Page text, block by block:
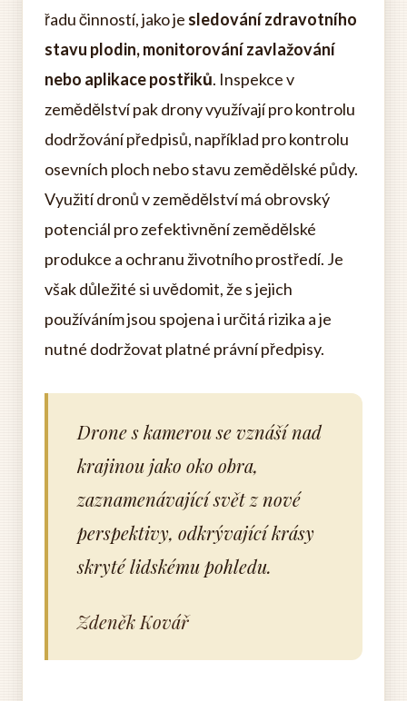
řadu činností, jako je sledování zdravotního
stavu plodin, monitorování zavlažování
nebo aplikace postřiků. Inspekce v
zemědělství pak drony využívají pro kontrolu
dodržování předpisů, například pro kontrolu
osevních ploch nebo stavu zemědělské půdy.
Využití dronů v zemědělství má obrovský
potenciál pro zefektivnění zemědělské
produkce a ochranu životního prostředí. Je
však důležité si uvědomit, že s jejich
používáním jsou spojena i určitá rizika a je
nutné dodržovat platné právní předpisy.
Drone s kamerou se vznáší nad
krajinou jako oko obra,
zaznamenávající svět z nové
perspektivy, odkrývající krásy
skryté lidskému pohledu.
Zdeněk Kovář